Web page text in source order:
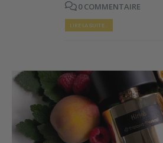
0 COMMENTAIRE
LIRE LA SUITE...